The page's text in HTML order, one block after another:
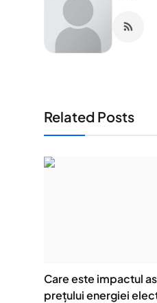
Related Posts
Care este impactul
prețului energiei